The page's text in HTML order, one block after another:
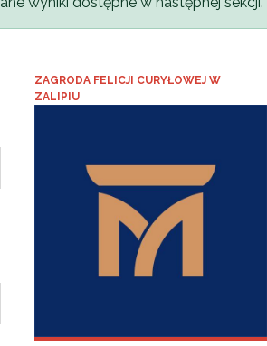
ZAGRODA FELICJI CURYŁOWEJ W
ZALIPIU